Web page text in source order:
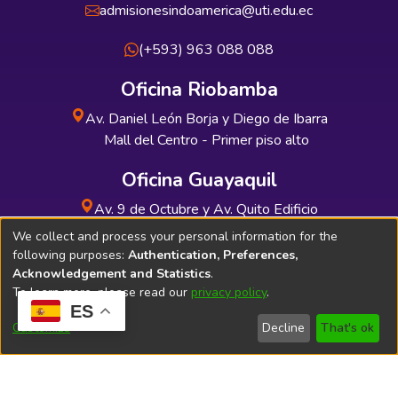
ES
admisionesindoamerica@uti.edu.ec
(+593) 963 088 088
Oficina Riobamba
Av. Daniel León Borja y Diego de Ibarra
Mall del Centro - Primer piso alto
Oficina Guayaquil
Av. 9 de Octubre y Av. Quito Edificio
INDUAUTO - Planta baja
Soporte Técnico Bibliolatino.com
We collect and process your personal information for the
following purposes: Authentication, Preferences,
Acknowledgement and Statistics.
To learn more, please read our privacy policy.
Customize Decline That's ok